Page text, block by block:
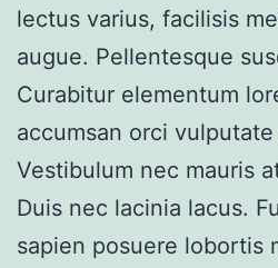
lectus varius, facilisis
augue. Pellentesque
Curabitur elementum
accumsan orci
Vestibulum nec mauris
Duis nec lacinia lacus.
sapien posuere lobortis